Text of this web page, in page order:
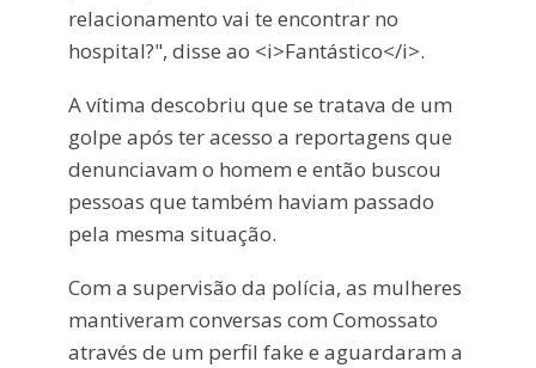
relacionamento vai te encontrar no
hospital?", disse ao <i>Fantástico</i>.
A vítima descobriu que se tratava de um
golpe após ter acesso a reportagens que
denunciavam o homem e então buscou
pessoas que também haviam passado
pela mesma situação.
Com a supervisão da polícia, as mulheres
mantiveram conversas com Comossato
através de um perfil fake e aguardaram a